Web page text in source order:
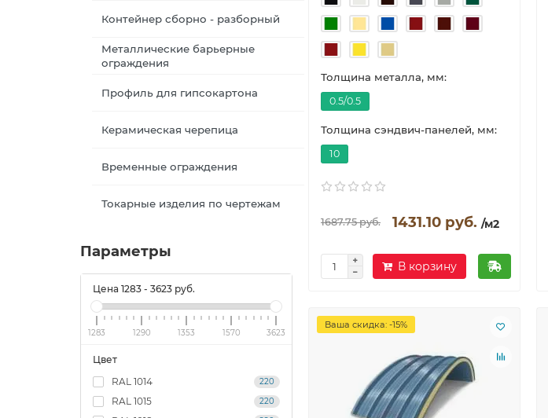
Контейнер сборно - разборный
Металлические барьерные
ограждения
Профиль для гипсокартона
Керамическая черепица
Временные ограждения
Токарные изделия по чертежам
Параметры
Цена 1283 - 3623 руб.
1283 1290 1353 1570 3623
Цвет
RAL 1014
220
RAL 1015 220
Толщина металла, мм:
0.5/0.5
Толщина сэндвич-панелей, мм:
10
1687.75 руб. 1431.10 руб. /м2
В корзину
Ваша скидка: -15%